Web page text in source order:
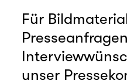
Für
unser